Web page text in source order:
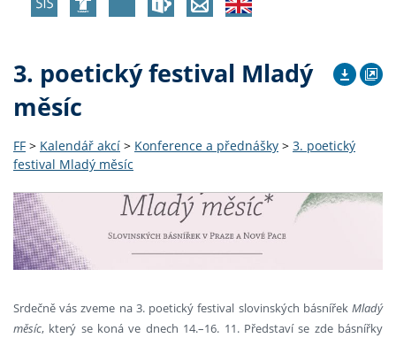
3. poetický festival Mladý
měsíc
FF > Kalendář akcí > Konference a přednášky > 3. poetický
festival Mladý měsíc
Srdečně vás zveme na 3. poetický festival slovinských básnířek Mladý
měsíc, který se koná ve dnech 14.–16. 11. Představí se zde básnířky